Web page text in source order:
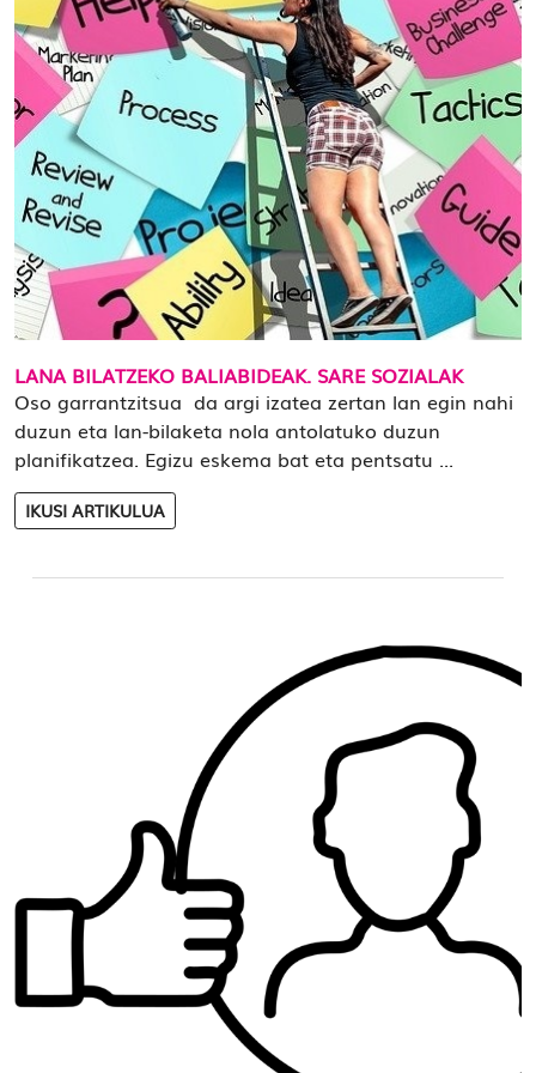
LANA BILATZEKO BALIABIDEAK. SARE SOZIALAK
Oso garrantzitsua da argi izatea zertan lan egin nahi
duzun eta lan-bilaketa nola antolatuko duzun
planifikatzea. Egizu eskema bat eta pentsatu ...
IKUSI ARTIKULUA